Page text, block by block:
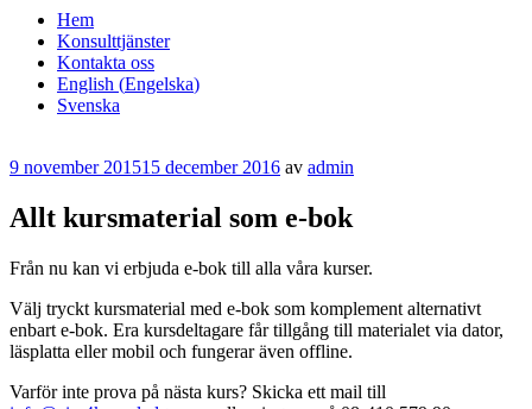
Hem
Konsulttjänster
Kontakta oss
English (Engelska)
Svenska
Publicerat
9 november 201515 december 2016 av admin
Allt kursmaterial som e-bok
Från nu kan vi erbjuda e-bok till alla våra kurser.
Välj tryckt kursmaterial med e-bok som komplement alternativt
enbart e-bok. Era kursdeltagare får tillgång till materialet via dator,
läsplatta eller mobil och fungerar även offline.
Varför inte prova på nästa kurs? Skicka ett mail till